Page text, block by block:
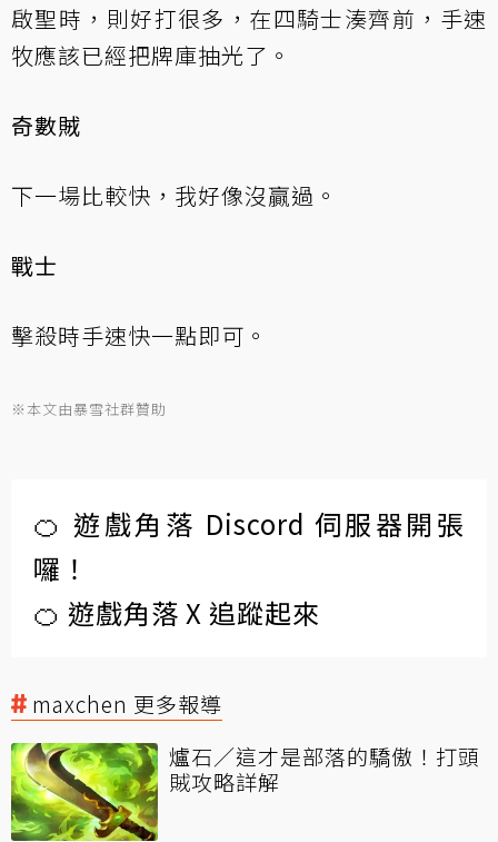
啟聖時，則好打很多，在四騎士湊齊前，手速
牧應該已經把牌庫抽光了。
奇數賊
下一場比較快，我好像沒贏過。
戰士
擊殺時手速快一點即可。
※本文由暴雪社群贊助
🍊 遊戲角落 Discord 伺服器開張
囉！
🍊 遊戲角落 X 追蹤起來
maxchen 更多報導
爐石／這才是部落的驕傲！打頭
賊攻略詳解